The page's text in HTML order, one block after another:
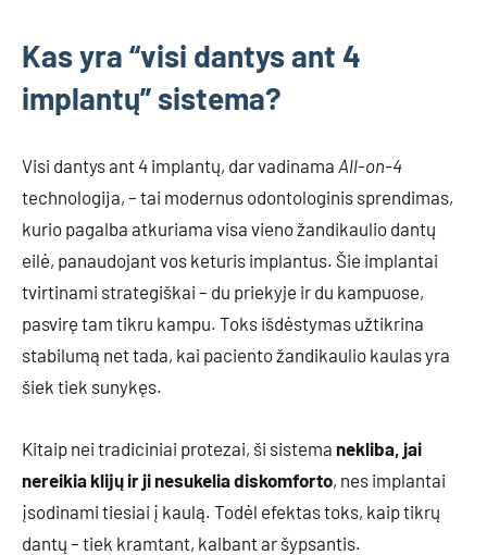
Kas yra “visi dantys ant 4
implantų” sistema?
Visi dantys ant 4 implantų, dar vadinama All-on-4
technologija, – tai modernus odontologinis sprendimas,
kurio pagalba atkuriama visa vieno žandikaulio dantų
eilė, panaudojant vos keturis implantus. Šie implantai
tvirtinami strategiškai – du priekyje ir du kampuose,
pasvirę tam tikru kampu. Toks išdėstymas užtikrina
stabilumą net tada, kai paciento žandikaulio kaulas yra
šiek tiek sunykęs.
Kitaip nei tradiciniai protezai, ši sistema nekliba, jai
nereikia klijų ir ji nesukelia diskomforto, nes implantai
įsodinami tiesiai į kaulą. Todėl efektas toks, kaip tikrų
dantų – tiek kramtant, kalbant ar šypsantis.